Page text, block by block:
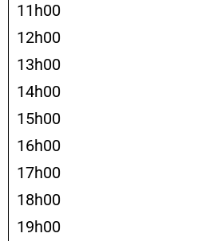
11h00
12h00
13h00
14h00
15h00
16h00
17h00
18h00
19h00